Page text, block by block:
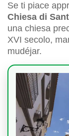
Se ti piace
Chiesa di
una chiesa
XVI secolo,
mudéjar.